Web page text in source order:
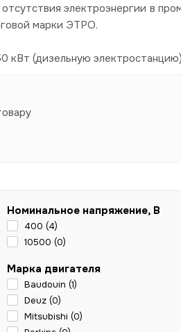
электроэнергии в
марки ЭТРО.
кВт (дизельную
Номинальное напряжение, В
400 (4)
10500 (0)
Марка двигателя
Baudouin (1)
Deuz (0)
Mitsubishi (0)